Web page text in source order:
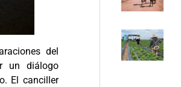
del
un diálogo
El canciller